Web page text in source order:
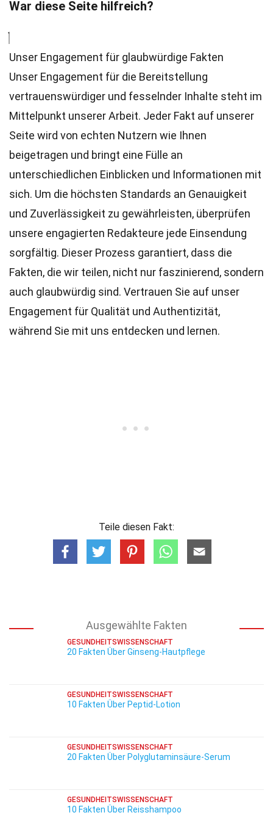
War diese Seite hilfreich?
Unser Engagement für glaubwürdige Fakten
Unser Engagement für die Bereitstellung
vertrauenswürdiger und fesselnder Inhalte steht im
Mittelpunkt unserer Arbeit. Jeder Fakt auf unserer
Seite wird von echten Nutzern wie Ihnen
beigetragen und bringt eine Fülle an
unterschiedlichen Einblicken und Informationen mit
sich. Um die höchsten Standards an Genauigkeit
und Zuverlässigkeit zu gewährleisten, überprüfen
unsere engagierten Redakteure jede Einsendung
sorgfältig. Dieser Prozess garantiert, dass die
Fakten, die wir teilen, nicht nur faszinierend, sondern
auch glaubwürdig sind. Vertrauen Sie auf unser
Engagement für Qualität und Authentizität,
während Sie mit uns entdecken und lernen.
Teile diesen Fakt:
Ausgewählte Fakten
GESUNDHEITSWISSENSCHAFT
20 Fakten Über Ginseng-Hautpflege
GESUNDHEITSWISSENSCHAFT
10 Fakten Über Peptid-Lotion
GESUNDHEITSWISSENSCHAFT
20 Fakten Über Polyglutaminsäure-Serum
GESUNDHEITSWISSENSCHAFT
10 Fakten Über Reisshampoo